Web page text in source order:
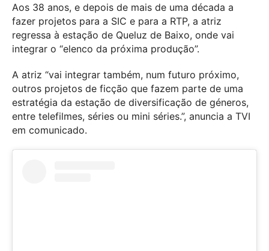
Aos 38 anos, e depois de mais de uma década a
fazer projetos para a SIC e para a RTP, a atriz
regressa à estação de Queluz de Baixo, onde vai
integrar o “elenco da próxima produção”.
A atriz “vai integrar também, num futuro próximo,
outros projetos de ficção que fazem parte de uma
estratégia da estação de diversificação de géneros,
entre telefilmes, séries ou mini séries.”, anuncia a TVI
em comunicado.